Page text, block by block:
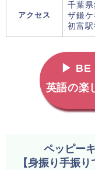
アクセス
千葉
ザ鎌ケ
初富
▶ BE
英語の楽
ペッピー
【身振り手振